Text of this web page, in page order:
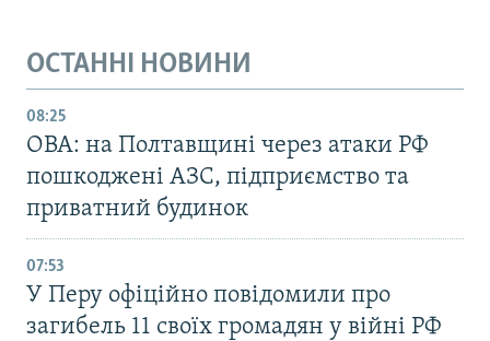
ОСТАННІ НОВИНИ
08:25
ОВА: на Полтавщині через атаки РФ
пошкоджені АЗС, підприємство та
приватний будинок
07:53
У Перу офіційно повідомили про
загибель 11 своїх громадян у війні РФ